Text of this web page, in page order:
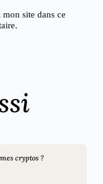
site dans ce
cryptos ?